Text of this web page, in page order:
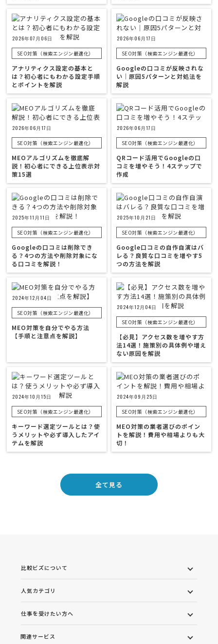
2026年07月06日
SEO対策（検索エンジン最適化）
アナリティクス設定の基本と
は？初心者にもわかる設定手順
とポイントを解説
2026年06月17日
SEO対策（検索エンジン最適化）
Googleの口コミが反映されな
い｜原因5パターンと対処法を
解説
2026年06月17日
SEO対策（検索エンジン最適化）
MEOアルゴリズムを徹底解
説！初心者にできる上位表示対
策15選
2026年06月17日
SEO対策（検索エンジン最適化）
QRコード活用でGoogleの口
コミを増やそう！4ステップで
作成
2025年11月11日
SEO対策（検索エンジン最適化）
Googleの口コミは削除でき
る？4つの方法や削除対象にな
る口コミを解説！
2025年10月21日
SEO対策（検索エンジン最適化）
Google口コミの自作自演はバ
レる？良質な口コミを増やす5
つの方法を解説
2024年12月04日
SEO対策（検索エンジン最適化）
MEO対策を自分でやる方法
【手順と注意点を解説】
2024年12月04日
SEO対策（検索エンジン最適化）
【必見】アクセス数を増やす方
法14選！施策別の具体例や増え
ない原因を解説
2024年10月15日
SEO対策（検索エンジン最適化）
キーワード選定ツールとは？使
うメリットや必ず導入したアイ
テムを解説
2024年09月25日
SEO対策（検索エンジン最適化）
MEO対策の業者選びのポイン
トを解説！費用や相場よりも大
切！
全て見る
比較ビズについて
人気カテゴリ
仕事を受けたい方へ
関連サービス